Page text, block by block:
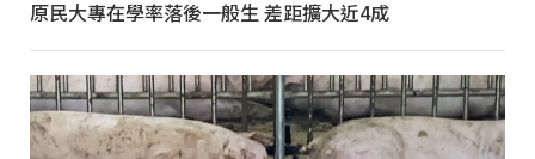
原民大專在學率落後一般生 差距擴大近4成